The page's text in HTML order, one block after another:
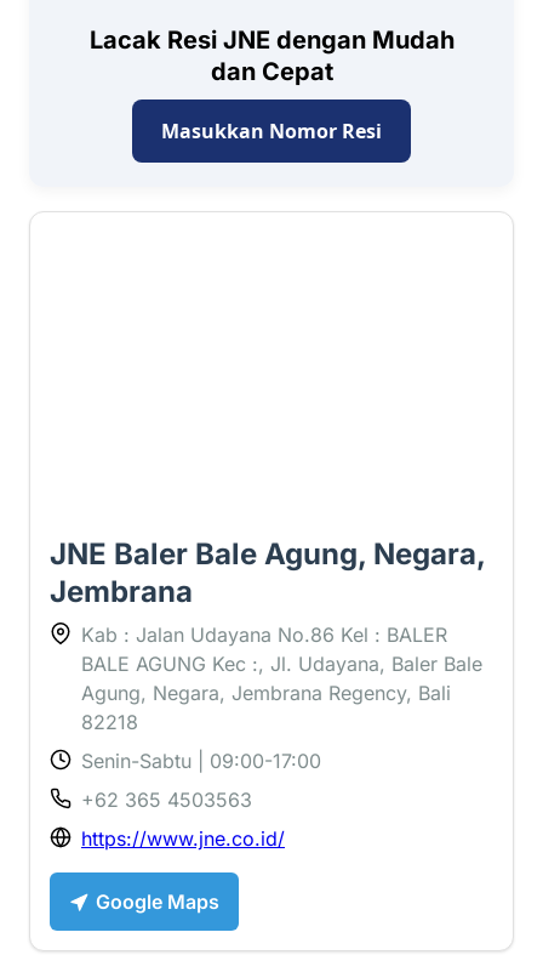
Lacak Resi JNE dengan Mudah
dan Cepat
Masukkan Nomor Resi
JNE Baler Bale Agung, Negara,
Jembrana
Kab : Jalan Udayana No.86 Kel : BALER
BALE AGUNG Kec :, Jl. Udayana, Baler Bale
Agung, Negara, Jembrana Regency, Bali
82218
Senin-Sabtu | 09:00-17:00
+62 365 4503563
https://www.jne.co.id/
Google Maps